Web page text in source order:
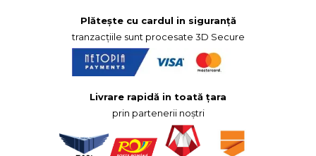
Plătește cu cardul in siguranță
tranzacțiile sunt procesate 3D Secure
Livrare rapidă in toată țara
prin partenerii noștri